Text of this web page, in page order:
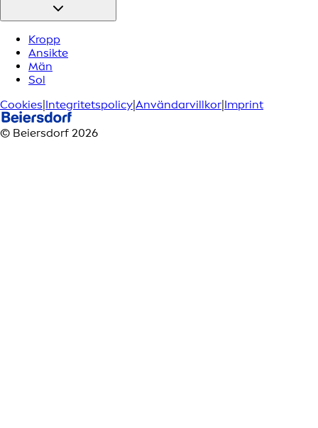
Kropp
Ansikte
Män
Sol
Cookies|Integritetspolicy|Användarvillkor|Imprint
© Beiersdorf 2026